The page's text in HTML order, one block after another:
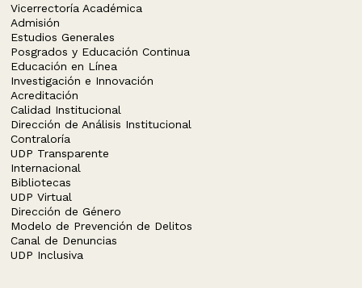
Vicerrectoría Académica
Admisión
Estudios Generales
Posgrados y Educación Continua
Educación en Línea
Investigación e Innovación
Acreditación
Calidad Institucional
Dirección de Análisis Institucional
Contraloría
UDP Transparente
Internacional
Bibliotecas
UDP Virtual
Dirección de Género
Modelo de Prevención de Delitos
Canal de Denuncias
UDP Inclusiva